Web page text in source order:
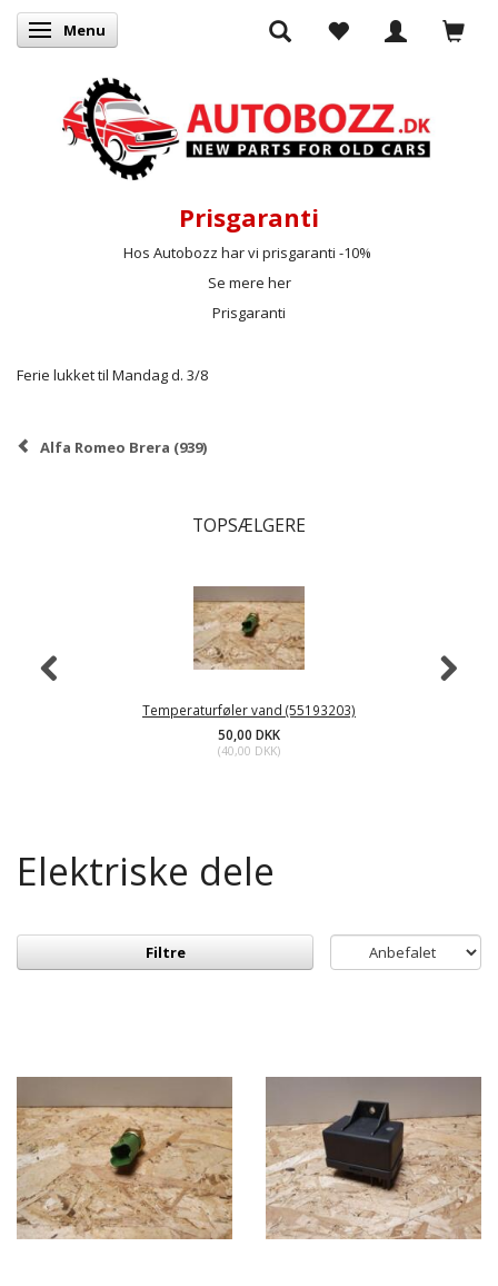
Skifte navigation
Menu
Prisgaranti
Hos Autobozz har vi prisgaranti -10%
Se mere her
Prisgaranti
Ferie lukket til Mandag d. 3/8
Alfa Romeo Brera (939)
TOPSÆLGERE
Temperaturføler vand (55193203)
50,00 DKK
(40,00 DKK)
Elektriske dele
Filtre